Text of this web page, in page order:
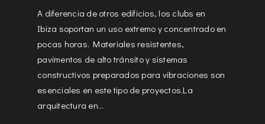
A diferencia de otros edificios, los clubs en
Ibiza soportan un uso extremo y concentrado en
pocas horas. Materiales resistentes,
pavimentos de alto tránsito y sistemas
constructivos preparados para vibraciones son
esenciales en este tipo de proyectos.La
arquitectura en...